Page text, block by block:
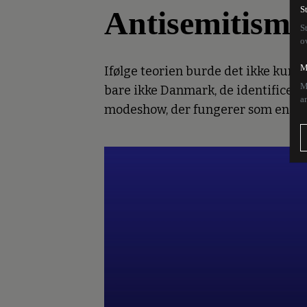
Ifølge teorien burde det ikke
bare ikke Danmark, de
modeshow, der fungerer som en